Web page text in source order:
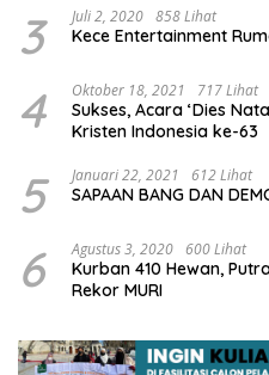
3 Juli 2, 2020 858 Lihat
Kece Entertainment
4 Oktober 18, 2021 717 Lihat
Sukses, Acara ‘Dies Natalis’ Fakultas Hukum
Kristen Indonesia ke-63
5 Januari 22, 2021 612 Lihat
SAPAAN BANG DAN
6 Agustus 3, 2020 600 Lihat
Kurban 410 Hewan,
Rekor MURI